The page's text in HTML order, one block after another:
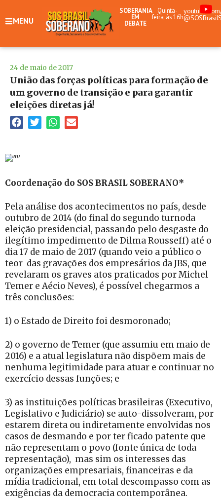
MENU
SOBERANIA
EM
DEBATE
Quinta-
feira, às 16h
24 de maio de 2017
União das forças políticas para formação de
um governo de transição e para garantir
eleições diretas já!
Coordenação do SOS BRASIL SOBERANO*
Pela análise dos acontecimentos no país, desde
outubro de 2014 (do final do segundo turnoda
eleição presidencial, passando pelo desgaste do
ilegítimo impedimento de Dilma Rousseff) até o
dia 17 de maio de 2017 (quando veio a público o
teor das gravações dos empresários da JBS, que
revelaram os graves atos praticados por Michel
Temer e Aécio Neves), é possível chegarmos a
três conclusões:
1) o Estado de Direito foi desmoronado;
2) o governo de Temer (que assumiu em maio de
2016) e a atual legislatura não dispõem mais de
nenhuma legitimidade para atuar e continuar no
exercício dessas funções; e
3) as instituições políticas brasileiras (Executivo,
Legislativo e Judiciário) se auto-dissolveram, por
estarem direta ou indiretamente envolvidas nos
casos de desmando e por ter ficado patente que
não representam o povo (fonte única de toda
representação), mas sim os interesses das
organizações empresariais, financeiras e da
mídia tradicional, em total descompasso com as
exigências da democracia contemporânea.